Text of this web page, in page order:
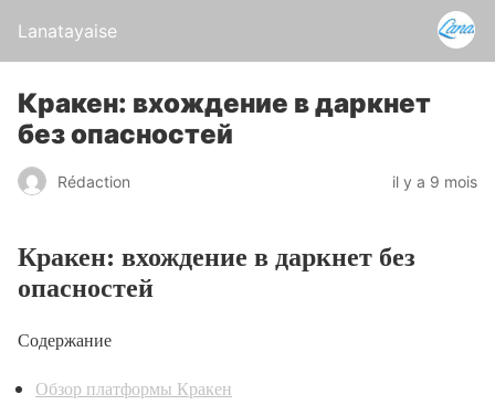
Lanatayaise
Кракен: вхождение в даркнет
без опасностей
Rédaction il y a 9 mois
Кракен: вхождение в даркнет без
опасностей
Содержание
Обзор платформы Кракен